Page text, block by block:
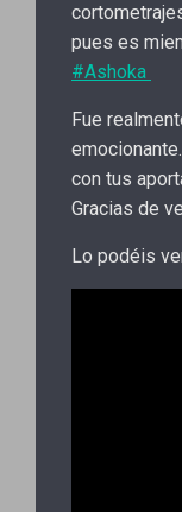
pues es
#Ashoka
Fue
con tus
Gracias de
Lo podéis